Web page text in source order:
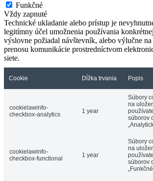
Funkčné
Vždy zapnuté
Technické ukladanie alebo prístup je
legitímny účel umožnenia používania
výslovne požiadal návštevník, alebo výlučne
prenosu komunikácie prostredníctvom
siete.
Cookie Dĺžka trvania Popis
cookielawinfo-
checkbox-analytics
1 year
Súbory
na
súborov
cookielawinfo-
checkbox-functional
1 year
Súbory
na
súborov